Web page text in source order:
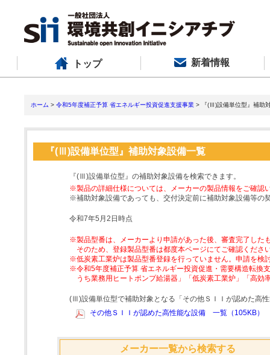
トップ 新着情報
ホーム > 令和5年度補正予算 省エネルギー投資促進支援事業 > 『(Ⅲ)設備単位型』補助
『(Ⅲ)設備単位型』補助対象設備一覧
『(Ⅲ)設備単位型』の補助対象設備を検索できます。
※製品の詳細仕様については、メーカーの製品情報をご確認
※補助対象設備であっても、交付決定前に補助対象設備等の
令和7年5月2日時点
※製品型番は、メーカーより申請があった後、審査完了した
そのため、登録製品型番は都度本ページにてご確認くださ
※低炭素工業炉は製品型番登録を行っていません。申請を検
※令和5年度補正予算 省エネルギー投資促進・需要構造転換
うち業務用ヒートポンプ給湯器」「低炭素工業炉」「高
(Ⅲ)設備単位型で補助対象となる「その他ＳＩＩが認めた高
その他ＳＩＩが認めた高性能な設備 一覧（105KB）
メーカー一覧から検索する